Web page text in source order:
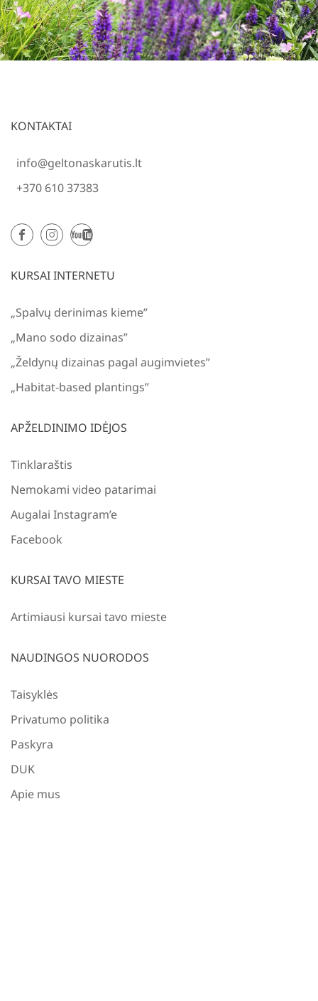
KONTAKTAI
info@geltonaskarutis.lt
+370 610 37383
KURSAI INTERNETU
„Spalvų derinimas kieme”
„Mano sodo dizainas”
„Želdynų dizainas pagal augimvietes”
„Habitat-based plantings”
APŽELDINIMO IDĖJOS
Tinklaraštis
Nemokami video patarimai
Augalai Instagram’e
Facebook
KURSAI TAVO MIESTE
Artimiausi kursai tavo mieste
NAUDINGOS NUORODOS
Taisyklės
Privatumo politika
Paskyra
DUK
Apie mus